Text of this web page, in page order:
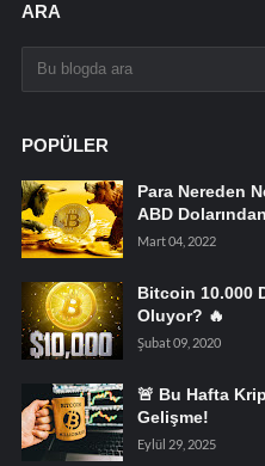
ARA
POPÜLER
Para Nereden
ABD
Mart 04, 2022
Bitcoin 10.000
Oluyor? 🔥
Şubat 09, 2020
🚨 Bu Hafta
Gelişme!
Eylül 29, 2025